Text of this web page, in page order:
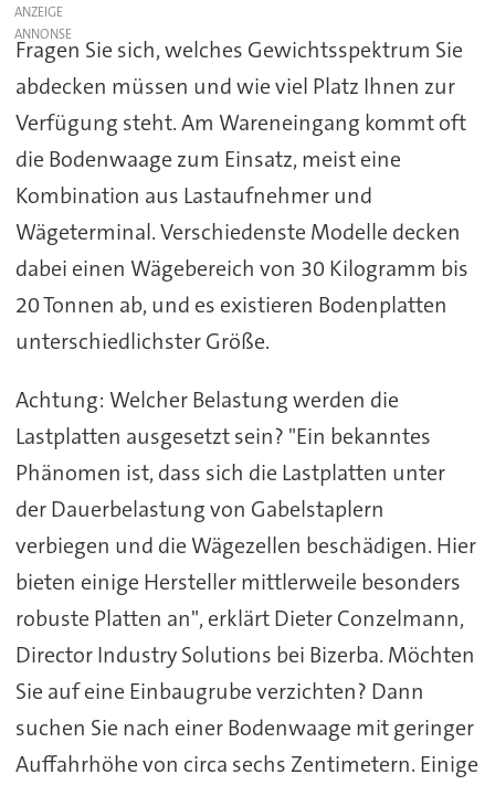
ANZEIGE
Fragen Sie sich, welches Gewichtsspektrum Sie
abdecken müssen und wie viel Platz Ihnen zur
Verfügung steht. Am Wareneingang kommt oft
die Bodenwaage zum Einsatz, meist eine
Kombination aus Lastaufnehmer und
Wägeterminal. Verschiedenste Modelle decken
dabei einen Wägebereich von 30 Kilogramm bis
20 Tonnen ab, und es existieren Bodenplatten
unterschiedlichster Größe.
Achtung: Welcher Belastung werden die
Lastplatten ausgesetzt sein? "Ein bekanntes
Phänomen ist, dass sich die Lastplatten unter
der Dauerbelastung von Gabelstaplern
verbiegen und die Wägezellen beschädigen. Hier
bieten einige Hersteller mittlerweile besonders
robuste Platten an", erklärt Dieter Conzelmann,
Director Industry Solutions bei Bizerba. Möchten
Sie auf eine Einbaugrube verzichten? Dann
suchen Sie nach einer Bodenwaage mit geringer
Auffahrhöhe von circa sechs Zentimetern. Einige